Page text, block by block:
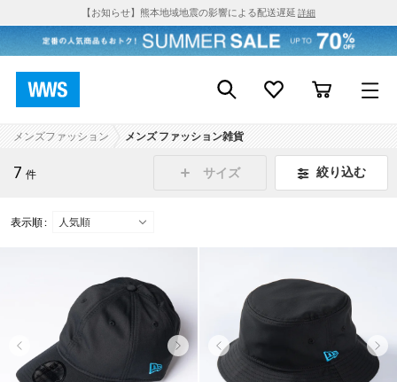
【お知らせ】熊本地域地震の影響による配送遅延 詳細
メンズファッション メンズ ファッション雑貨
7 件 サイズ 絞り込む
表示順 :